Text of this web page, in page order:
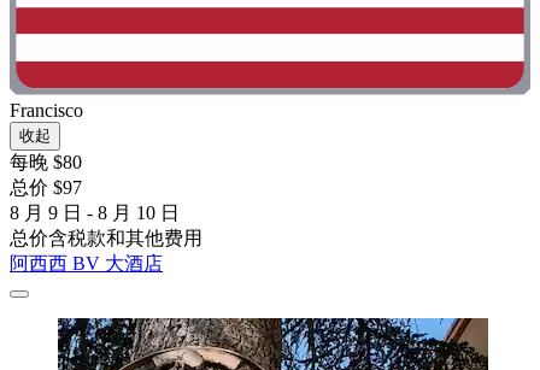
Francisco
收起
每晚 $80
总价 $97
8 月 9 日 - 8 月 10 日
总价含税款和其他费用
阿西西 BV 大酒店